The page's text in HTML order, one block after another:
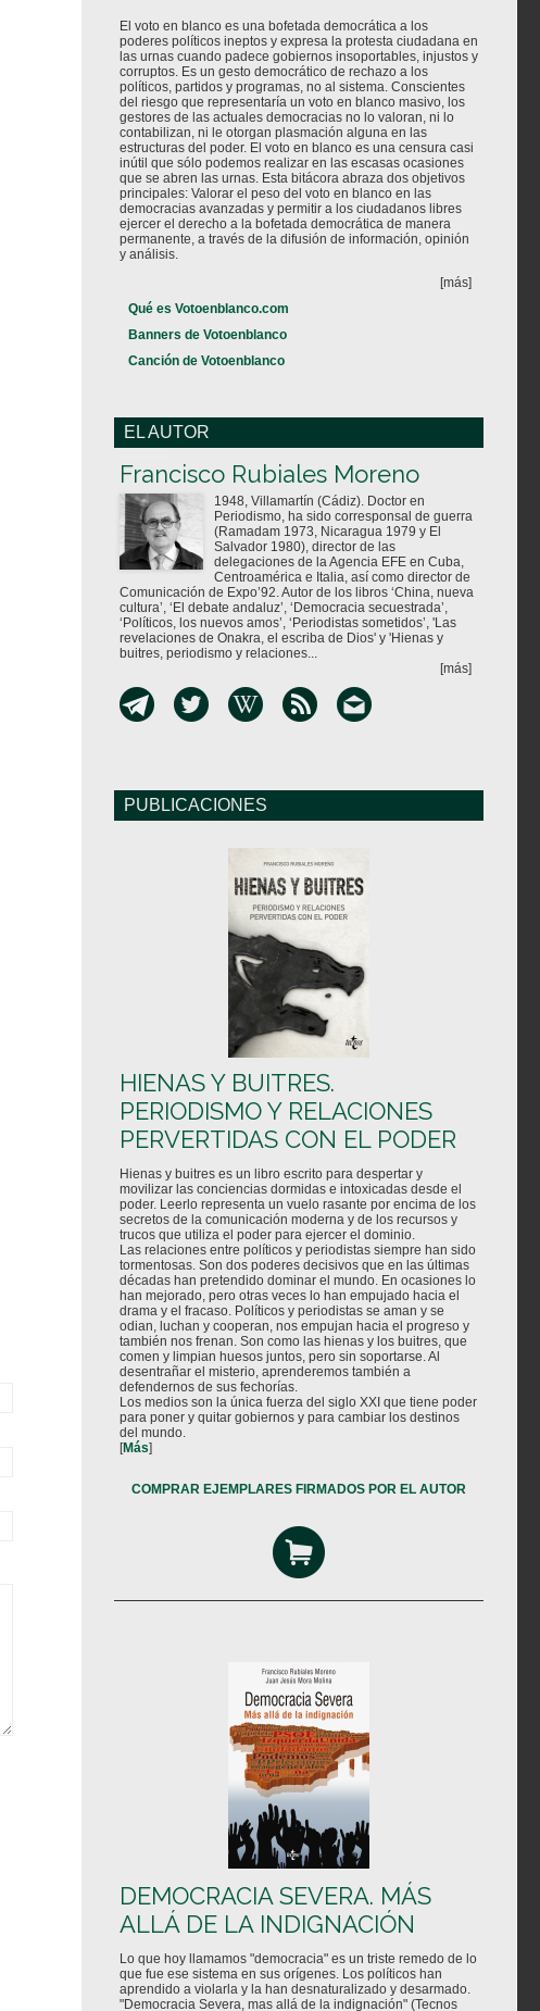
El voto en blanco es una bofetada democrática a los
poderes políticos ineptos y expresa la protesta ciudadana en
las urnas cuando padece gobiernos insoportables, injustos y
corruptos. Es un gesto democrático de rechazo a los
políticos, partidos y programas, no al sistema. Conscientes
del riesgo que representaría un voto en blanco masivo, los
gestores de las actuales democracias no lo valoran, ni lo
contabilizan, ni le otorgan plasmación alguna en las
estructuras del poder. El voto en blanco es una censura casi
inútil que sólo podemos realizar en las escasas ocasiones
que se abren las urnas. Esta bitácora abraza dos objetivos
principales: Valorar el peso del voto en blanco en las
democracias avanzadas y permitir a los ciudadanos libres
ejercer el derecho a la bofetada democrática de manera
permanente, a través de la difusión de información, opinión
y análisis.
[más]
Qué es Votoenblanco.com
Banners de Votoenblanco
Canción de Votoenblanco
EL AUTOR
Francisco Rubiales Moreno
1948, Villamartín (Cádiz). Doctor en
Periodismo, ha sido corresponsal de guerra
(Ramadam 1973, Nicaragua 1979 y El
Salvador 1980), director de las
delegaciones de la Agencia EFE en Cuba,
Centroamérica e Italia, así como director de
Comunicación de Expo’92. Autor de los libros ‘China, nueva
cultura’, ‘El debate andaluz’, ‘Democracia secuestrada’,
‘Políticos, los nuevos amos’, ‘Periodistas sometidos’, 'Las
revelaciones de Onakra, el escriba de Dios' y 'Hienas y
buitres, periodismo y relaciones...
[más]
PUBLICACIONES
HIENAS Y BUITRES.
PERIODISMO Y RELACIONES
PERVERTIDAS CON EL PODER
Hienas y buitres es un libro escrito para despertar y
movilizar las conciencias dormidas e intoxicadas desde el
poder. Leerlo representa un vuelo rasante por encima de los
secretos de la comunicación moderna y de los recursos y
trucos que utiliza el poder para ejercer el dominio.
Las relaciones entre políticos y periodistas siempre han sido
tormentosas. Son dos poderes decisivos que en las últimas
décadas han pretendido dominar el mundo. En ocasiones lo
han mejorado, pero otras veces lo han empujado hacia el
drama y el fracaso. Políticos y periodistas se aman y se
odian, luchan y cooperan, nos empujan hacia el progreso y
también nos frenan. Son como las hienas y los buitres, que
comen y limpian huesos juntos, pero sin soportarse. Al
desentrañar el misterio, aprenderemos también a
defendernos de sus fechorías.
Los medios son la única fuerza del siglo XXI que tiene poder
para poner y quitar gobiernos y para cambiar los destinos
del mundo.
[Más]
COMPRAR EJEMPLARES FIRMADOS POR EL AUTOR
DEMOCRACIA SEVERA. MÁS
ALLÁ DE LA INDIGNACIÓN
Lo que hoy llamamos "democracia" es un triste remedo de lo
que fue ese sistema en sus orígenes. Los políticos han
aprendido a violarla y la han desnaturalizado y desarmado.
"Democracia Severa, mas allá de la indignación" (Tecnos